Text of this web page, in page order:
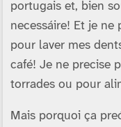
portugais et, bien
necessáire! Et je ne
pour laver mes
café! Je ne precise
torrades ou pour
Mais porquoi ça